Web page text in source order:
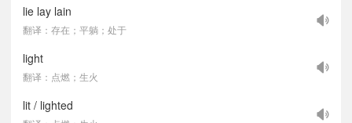
lie lay lain
翻译：存在；平躺；处于
light
翻译：点燃；生火
lit / lighted